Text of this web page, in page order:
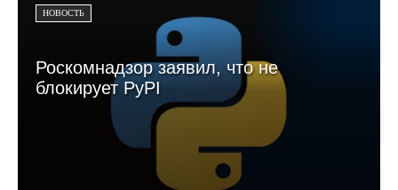
НОВОСТЬ
Роскомнадзор заявил, что не
блокирует PyPI